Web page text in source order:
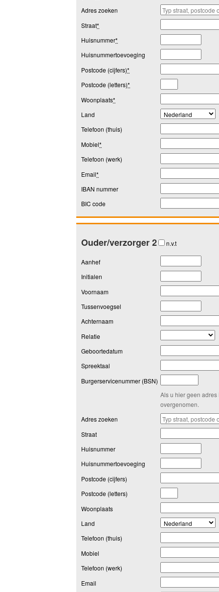
Adres zoeken
Straat*
Huisnummer*
Huisnummertoevoeging
Postcode (cijfers)*
Postcode (letters)*
Woonplaats*
Land
Telefoon (thuis)
Mobiel*
Telefoon (werk)
Email*
IBAN nummer
BIC code
Ouder/verzorger 2 n.v.t
Aanhef
Initialen
Voornaam
Tussenvoegsel
Achternaam
Relatie
Geboortedatum
Spreektaal
Burgerservicenummer (BSN)
Als u hier geen
overgenomen.
Adres zoeken
Straat
Huisnummer
Huisnummertoevoeging
Postcode (cijfers)
Postcode (letters)
Woonplaats
Land
Telefoon (thuis)
Mobiel
Telefoon (werk)
Email